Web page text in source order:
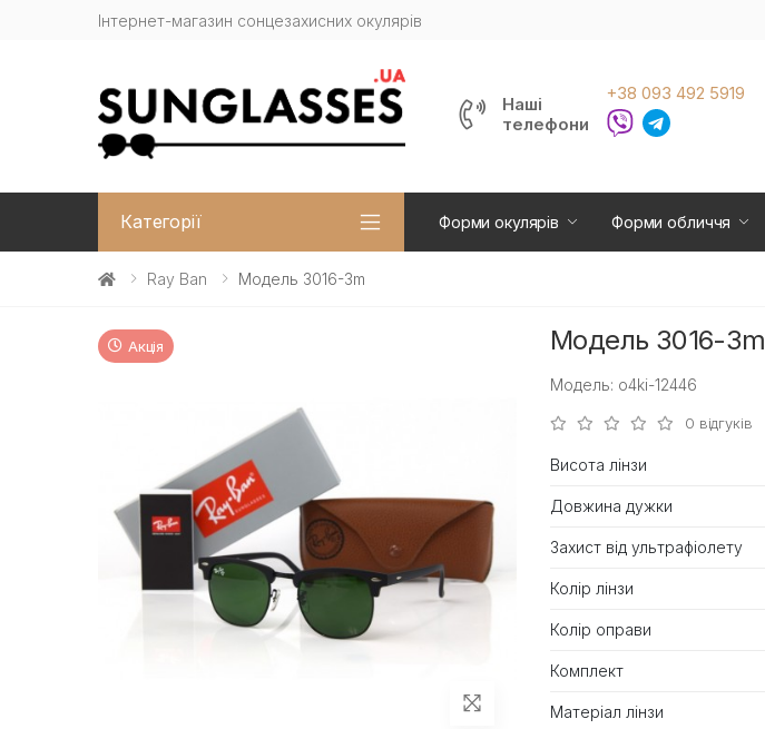
Інтернет-магазин сонцезахисних окулярів
Наші
телефони
+38 093 492 5919
Категорії Форми окулярів Форми обличчя
Ray Ban Модель 3016-3m
Акція Модель 3016-3m
Модель: o4ki-12446
0 відгуків
Висота лінзи
Довжина дужки
Захист від ультрафіолету
Колір лінзи
Колір оправи
Комплект
Матеріал лінзи